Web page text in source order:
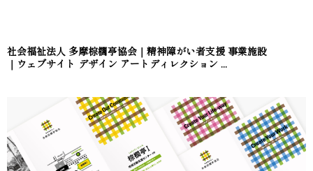
社会福祉法人 多摩棕櫚亭協会｜精神障がい者支援 事業施設
｜ウェブサイト デザイン アートディレクション ...